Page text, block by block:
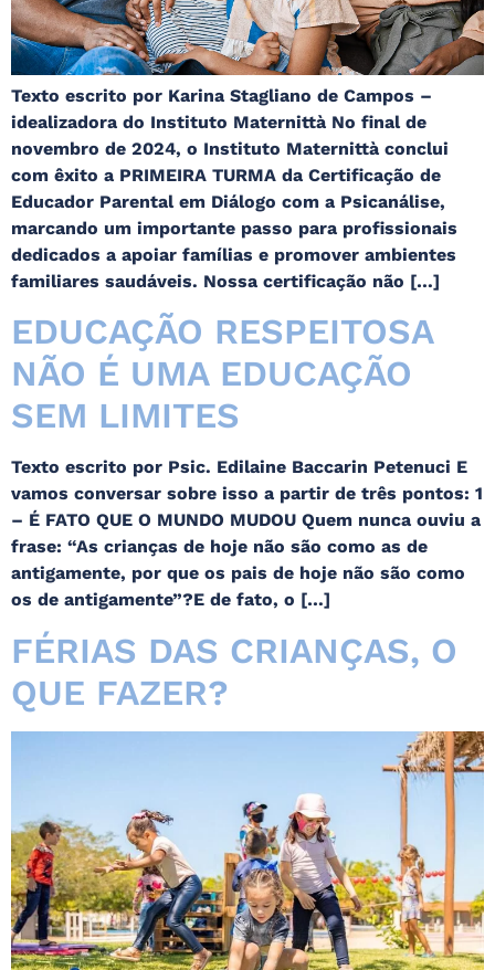
Texto escrito por Karina Stagliano de Campos –
idealizadora do Instituto Maternittà No final de
novembro de 2024, o Instituto Maternittà conclui
com êxito a PRIMEIRA TURMA da Certificação de
Educador Parental em Diálogo com a Psicanálise,
marcando um importante passo para profissionais
dedicados a apoiar famílias e promover ambientes
familiares saudáveis. Nossa certificação não […]
EDUCAÇÃO RESPEITOSA
NÃO É UMA EDUCAÇÃO
SEM LIMITES
Texto escrito por Psic. Edilaine Baccarin Petenuci E
vamos conversar sobre isso a partir de três pontos: 1
– É FATO QUE O MUNDO MUDOU Quem nunca ouviu a
frase: “As crianças de hoje não são como as de
antigamente, por que os pais de hoje não são como
os de antigamente”?E de fato, o […]
FÉRIAS DAS CRIANÇAS, O
QUE FAZER?